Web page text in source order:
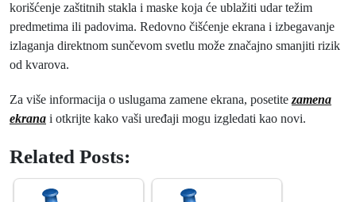
korišćenje zaštitnih stakla i maske koja će ublažiti udar težim
predmetima ili padovima. Redovno čišćenje ekrana i izbegavanje
izlaganja direktnom sunčevom svetlu može značajno smanjiti rizik
od kvarova.
Za više informacija o uslugama zamene ekrana, posetite zamena
ekrana i otkrijte kako vaši uređaji mogu izgledati kao novi.
Related Posts: